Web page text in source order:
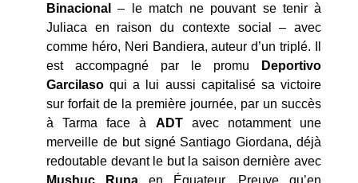
Binacional
– le match ne pouvant se tenir à
Juliaca en raison du contexte social – avec
comme héro, Neri Bandiera, auteur d’un triplé. Il
est accompagné par le promu
Deportivo
Garcilaso qui a lui aussi capitalisé sa victoire
sur forfait de la première journée, par un succès
à Tarma face à ADTavec notamment une
merveille de but signé Santiago Giordana, déjà
redoutable devant le but la saison dernière avec
Mushuc Runa en Équateur. Preuve qu’en